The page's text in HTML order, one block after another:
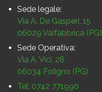
Sede legale:
Via A. De Gasperi, 15
06029 Valfabbrica (PG)
Sede Operativa:
Via A. Vici, 28
06034 Foligno (PG)
Tel: 0742 771990